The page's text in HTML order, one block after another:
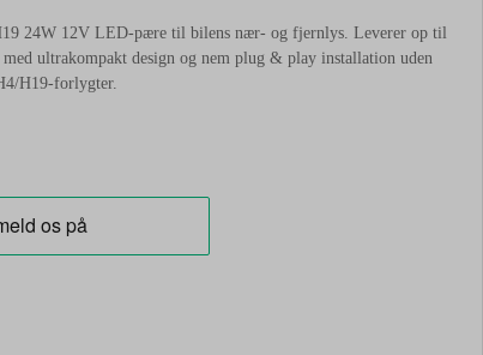
24W 12V LED-pære til bilens nær- og fjernlys. Leverer op til
ultrakompakt design og nem plug & play installation uden
H19-forlygter.